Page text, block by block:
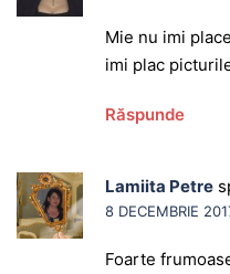
Mie nu imi
imi plac
Răspunde
Lamiita Petre
8 DECEMBRIE
Foarte